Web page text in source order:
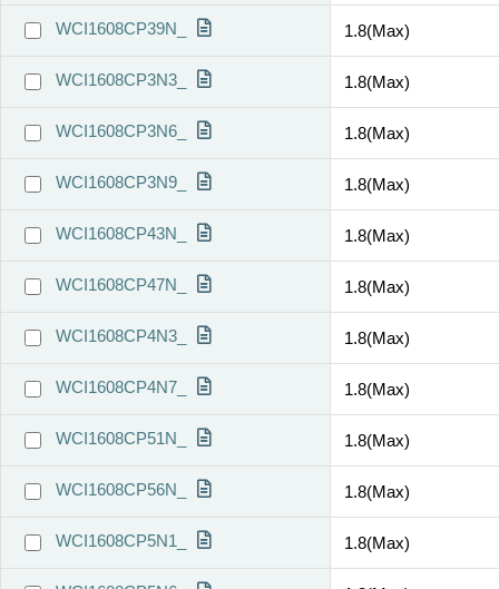
WCI1608CP39N_ 1.8(Max)
WCI1608CP3N3_ 1.8(Max)
WCI1608CP3N6_ 1.8(Max)
WCI1608CP3N9_ 1.8(Max)
WCI1608CP43N_ 1.8(Max)
WCI1608CP47N_ 1.8(Max)
WCI1608CP4N3_ 1.8(Max)
WCI1608CP4N7_ 1.8(Max)
WCI1608CP51N_ 1.8(Max)
WCI1608CP56N_ 1.8(Max)
WCI1608CP5N1_ 1.8(Max)